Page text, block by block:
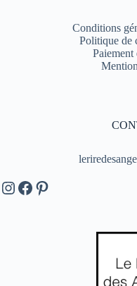
Conditions
Politique de
Instagram
Facebook
Pinterest